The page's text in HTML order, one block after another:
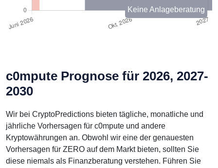
Keine Anlageberatung
c0mpute Prognose für 2026, 2027-
2030
Wir bei CryptoPredictions bieten tägliche, monatliche und
jährliche Vorhersagen für c0mpute und andere
Kryptowährungen an. Obwohl wir eine der genauesten
Vorhersagen für ZERO auf dem Markt bieten, sollten Sie
diese niemals als Finanzberatung verstehen. Führen Sie